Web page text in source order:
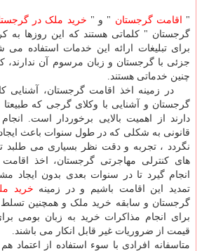
" اقامت گرجستان " و " خرید ملک در
گرجستان " کلماتی هستند که این روزها
برای تبلیغات ارائه این خدمات استفاده
جزئی با گرجستان و زبان مرسوم آن ندارند،
چنین خدماتی هستند.
در زمینه اخذ اقامت گرجستان، آشنایی
گرجستان و آشنایی با وکلای گرجی که
دارند از اهمیت بالایی برخوردار است.
قانونی به شکلی که در طول سنوات باعث
نگردد ، تجربه و دقت نظر بسیاری می طلبد
های کنترلی مهاجرتی گرجستان، اخذ
انجام گیرد تا در سنوات بعدی بدون ایجاد
تمدید این اقامت باشیم و در زمینه خرید
گرجستان و سابقه خرید ملک و همچنین
برای انجام مذاکرات خرید به زبان بومی
قیمت از ضروریات غیر قابل انکار می باشند.
متاسفانه افرادی با سوء استفاده از اعتماد